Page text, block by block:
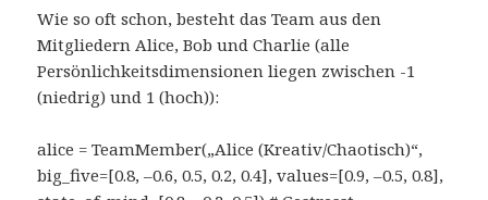
Wie so oft schon, besteht das Team aus den
Mitgliedern Alice, Bob und Charlie (alle
Persönlichkeitsdimensionen liegen zwischen -1
(niedrig) und 1 (hoch)):
alice = TeamMember(„Alice (Kreativ/Chaotisch)“,
big_five=[0.8, –0.6,0.5,0.2,0.4], values=[0.9, –0.5,0.8],